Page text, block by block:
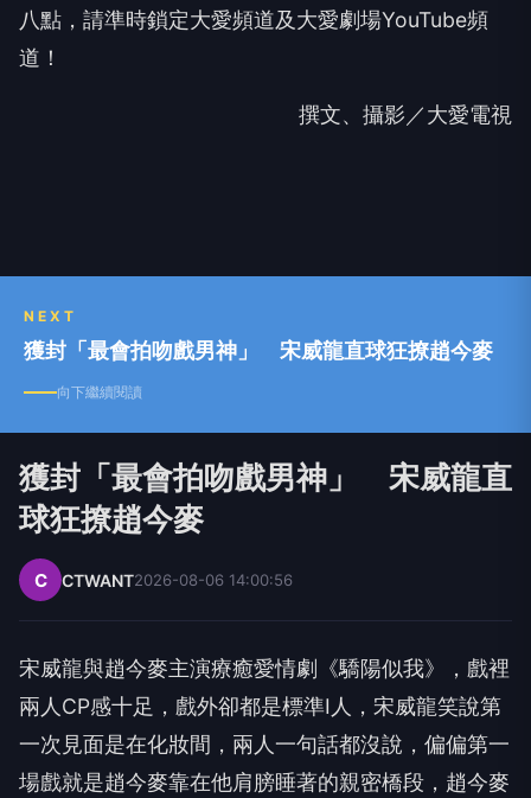
撰文、攝影／大愛電視
獲封「最會拍吻戲男神」 宋威龍直球狂撩趙今麥
向下繼續閱讀
獲封「最會拍吻戲男神」 宋威龍直
球狂撩趙今麥
C CTWANT2026-08-06 14:00:56
宋威龍與趙今麥主演療癒愛情劇《驕陽似我》，戲裡
一次見面是在化妝間，兩人一句話都沒說，偏偏第一
場戲就是趙今麥靠在他肩膀睡著的親密橋段，趙今麥
坦言當時對宋威龍的第一印象是「很安靜、不太愛講
話」，宋威龍則稱讚她「很專業、很認真」，直到合